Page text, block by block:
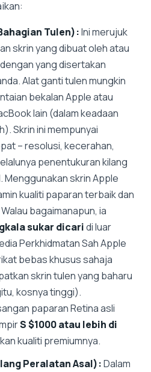
Tulen):Ini merujuk
skrin yang dibuat oleh atau
yang disertakan
Alat ganti tulen mungkin
bekalan Apple atau
lain (dalam keadaan
Skrin ini mempunyai
– resolusi, kecerahan,
penentukuran kilang
Menggunakan skrin Apple
kualiti paparan terbaik dan
bagaimanapun, ia
sukar dicaridi luar
Perkhidmatan Sah Apple
bebas khusus sahaja
skrin tulen yang baharu
kosnya tinggi).
paparan Retina asli
S $1000 atau lebih di
kualiti premiumnya.
Peralatan Asal):Dalam